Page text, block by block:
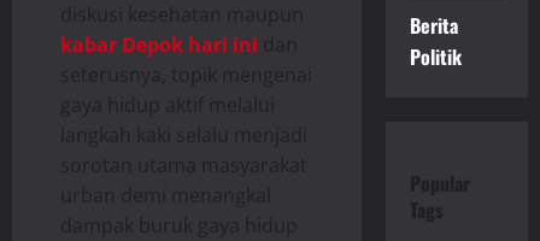
diskusi kesehatan maupun
kabar Depok hari ini dan
seterusnya, topik mengenai
gaya hidup aktif melalui
langkah kaki selalu menjadi
sorotan utama masyarakat
urban demi menangkal
dampak buruk gaya hidup
Berita
Politik
Popular
Tags